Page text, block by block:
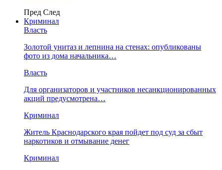
Пред След
Криминал
Власть
​Золотой унитаз и лепнина на стенах: опубликованы
фото из дома начальника…
Власть
Для организаторов и участников несанкционированных
акций предусмотрена…
Криминал
Житель Краснодарского края пойдет под суд за сбыт
наркотиков и отмывание денег
Криминал